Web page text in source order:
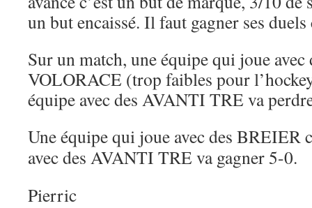
un but encaissé. Il faut gagner ses
Sur un match, une équipe qui joue avec
VOLORACE (trop faibles pour
équipe avec des AVANTI TRE va
Une équipe qui joue avec des BREIER
avec des AVANTI TRE va gagner 5-0.
Pierric